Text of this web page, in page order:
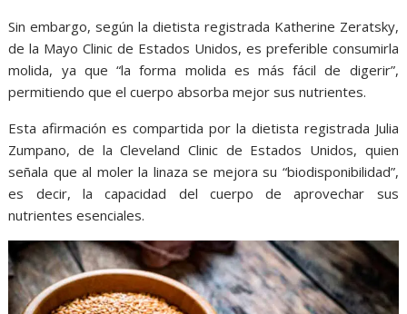
Sin embargo, según la dietista registrada Katherine Zeratsky,
de la Mayo Clinic de Estados Unidos, es preferible consumirla
molida, ya que “la forma molida es más fácil de digerir”,
permitiendo que el cuerpo absorba mejor sus nutrientes.
Esta afirmación es compartida por la dietista registrada Julia
Zumpano, de la Cleveland Clinic de Estados Unidos, quien
señala que al moler la linaza se mejora su “biodisponibilidad”,
es decir, la capacidad del cuerpo de aprovechar sus
nutrientes esenciales.